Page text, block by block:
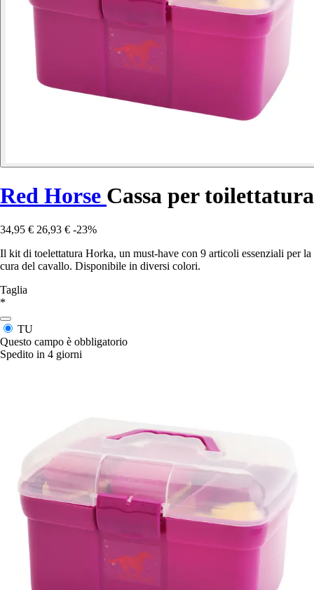
Red Horse Cassa per toilettatura
34,95 € 26,93 € -23%
Il kit di toelettatura Horka, un must-have con 9 articoli essenziali per la
cura del cavallo. Disponibile in diversi colori.
Taglia
*
TU
Questo campo è obbligatorio
Spedito in 4 giorni